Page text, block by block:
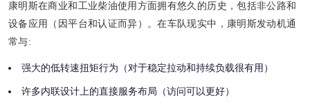
康明斯在商业和工业柴油使用方面拥有悠久的历史，包括非公路和
设备应用（因平台和认证而异）。在车队现实中，康明斯发动机通
常与:
强大的低转速扭矩行为（对于稳定拉动和持续负载很有用）
许多内联设计上的直接服务布局（访问可以更好）